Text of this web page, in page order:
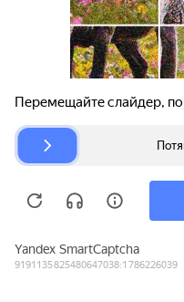
Для автокомпаний
Авторазборки
© bibinet.ru -
Copyright 2010-